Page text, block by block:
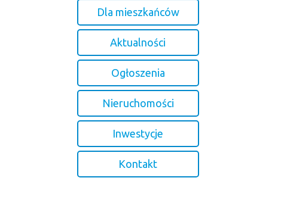
Dla mieszkańców
Aktualności
Ogłoszenia
Nieruchomości
Inwestycje
Kontakt